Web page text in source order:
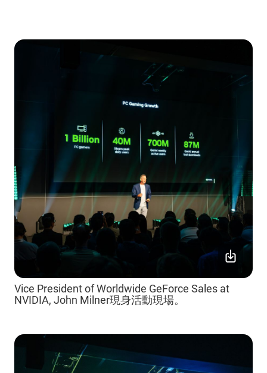
Vice President of Worldwide GeForce Sales at
NVIDIA, John Milner現身活動現場。